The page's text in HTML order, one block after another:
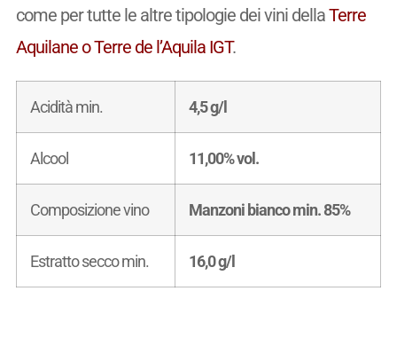
come per tutte le altre tipologie dei vini dellaTerre
Aquilane o Terre de l’Aquila IGT.
Acidità min. 4,5 g/l
Alcool 11,00% vol.
Composizione vino Manzoni bianco min. 85%
Estratto secco min. 16,0 g/l